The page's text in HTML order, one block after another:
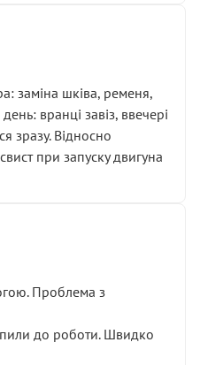
заміна шківа, ременя,
вранці завіз, ввечері
зразу. Відносно
при запуску двигуна
Проблема з
до роботи. Швидко